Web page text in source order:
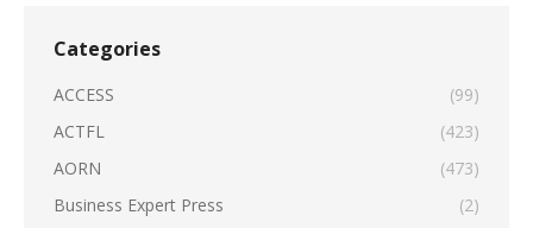
Categories
ACCESS
(99)
ACTFL
(423)
AORN
(473)
Business Expert Press
(2)